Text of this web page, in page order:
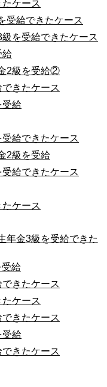
ケース
受給できたケース
を受給できたケース
給
2級を受給②
きたケース
受給
給できたケース
2級を受給
給できたケース
ケース
年金3級を受給できた
給
きたケース
ケース
きたケース
受給
きたケース